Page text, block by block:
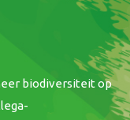
biodiversiteit op